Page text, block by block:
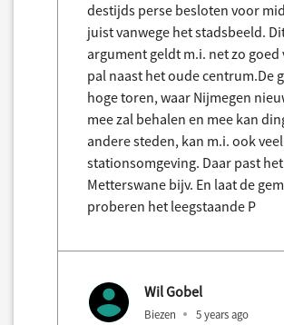
destijds perse besloten voor
juist vanwege het stadsbeeld.
argument geldt m.i. net zo
pal naast het oude centrum.De
hoge toren, waar Nijmegen
mee zal behalen en mee kan
andere steden, kan m.i. ook
stationsomgeving. Daar past
Metterswane bijv. En laat de
proberen het leegstaande P
Wil Gobel
Biezen 5 years ago